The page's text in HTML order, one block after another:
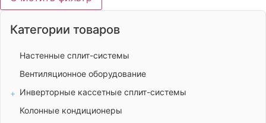
Категории товаров
Настенные сплит-системы
Вентиляционное оборудование
Инверторные кассетные сплит-системы
Колонные кондиционеры